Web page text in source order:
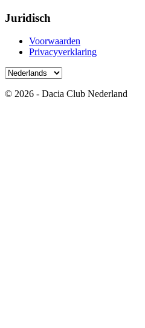
Juridisch
Voorwaarden
Privacyverklaring
© 2026 - Dacia Club Nederland